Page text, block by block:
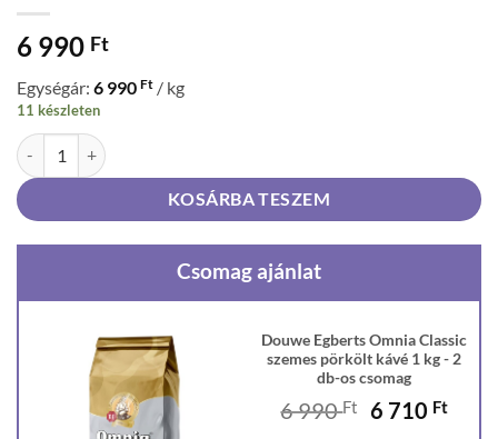
6 990 Ft
Egységár: 6 990 Ft / kg
11 készleten
Douwe Egberts Omnia Classic szemes pörkölt kávé 1 kg mennyiség
KOSÁRBA TESZEM
Csomag ajánlat
Douwe Egberts Omnia Classic
szemes pörkölt kávé 1 kg - 2
db-os csomag
6 990Ft
Original
6 710 Ft